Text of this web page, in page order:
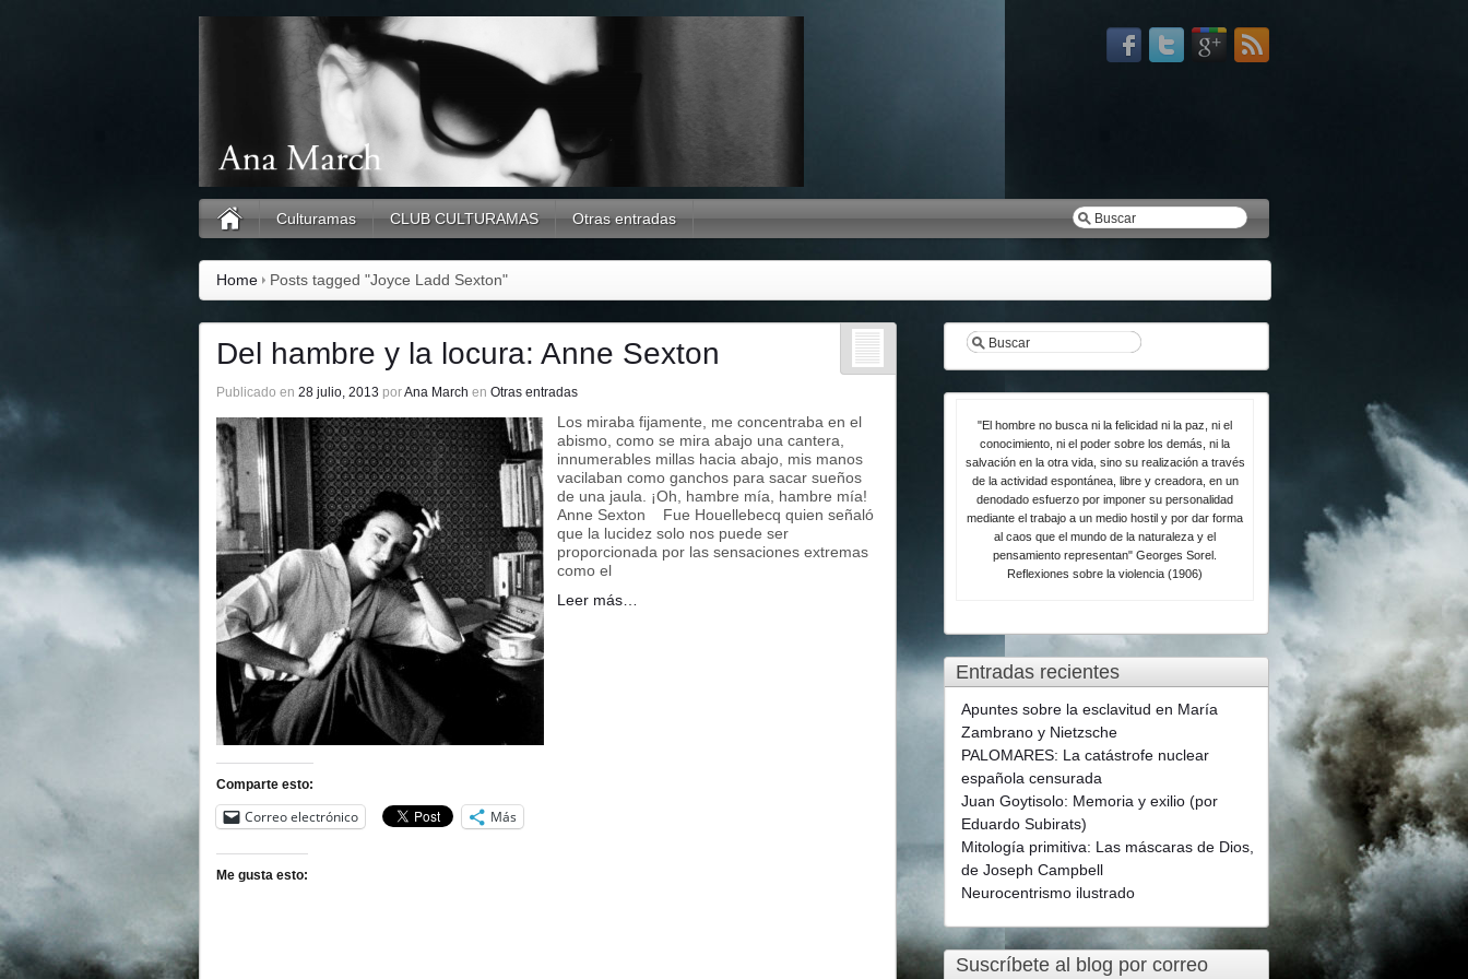
Culturamas CLUB CULTURAMAS Otras entradas
Home Posts tagged "Joyce Ladd Sexton"
Del hambre y la locura: Anne Sexton
Publicado en 28 julio, 2013 porAna March en Otras entradas
Los miraba fijamente, me concentraba en el
abismo, como se mira abajo una cantera,
innumerables millas hacia abajo, mis manos
vacilaban como ganchos para sacar sueños
de una jaula. ¡Oh, hambre mía, hambre mía!
Anne Sexton Fue Houellebecq quien señaló
que la lucidez solo nos puede ser
proporcionada por las sensaciones extremas
como el
Leer más…
Comparte esto:
Correo electrónico Más
Me gusta esto:
"El hombre no busca ni la felicidad ni la paz, ni el
conocimiento, ni el poder sobre los demás, ni la
salvación en la otra vida, sino su realización a través
de la actividad espontánea, libre y creadora, en un
denodado esfuerzo por imponer su personalidad
mediante el trabajo a un medio hostil y por dar forma
al caos que el mundo de la naturaleza y el
pensamiento representan" Georges Sorel.
Reflexiones sobre la violencia (1906)
Entradas recientes
Apuntes sobre la esclavitud en María
Zambrano y Nietzsche
PALOMARES: La catástrofe nuclear
española censurada
Juan Goytisolo: Memoria y exilio (por
Eduardo Subirats)
Mitología primitiva: Las máscaras de Dios,
de Joseph Campbell
Neurocentrismo ilustrado
Suscríbete al blog por correo